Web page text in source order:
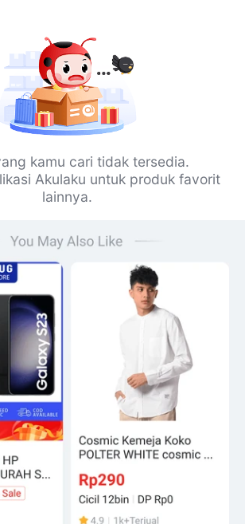
kamu cari tidak tersedia.
Akulaku untuk produk favorit
lainnya.